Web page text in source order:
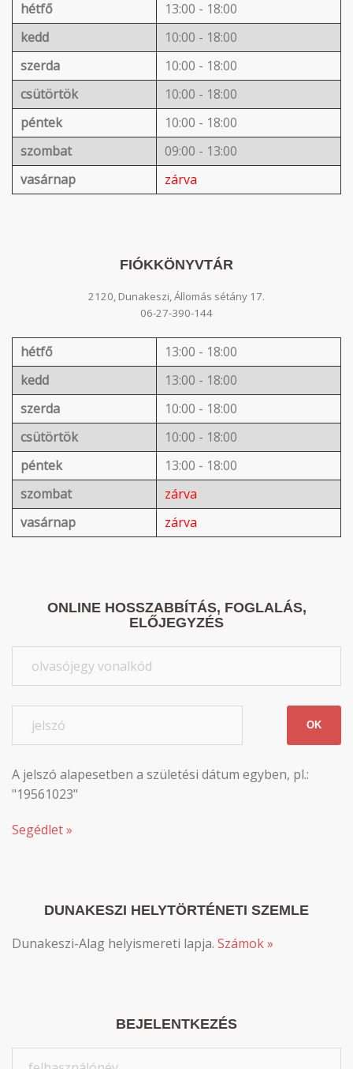
hétfő
13:00 - 18:00
kedd
10:00 - 18:00
szerda
10:00 - 18:00
csütörtök
10:00 - 18:00
péntek
10:00 - 18:00
szombat
09:00 - 13:00
vasárnap
zárva
FIÓKKÖNYVTÁR
2120, Dunakeszi, Állomás sétány 17.
06-27-390-144
hétfő
13:00 - 18:00
kedd
13:00 - 18:00
szerda
10:00 - 18:00
csütörtök
10:00 - 18:00
péntek
13:00 - 18:00
szombat
zárva
vasárnap
zárva
ONLINE HOSSZABBÍTÁS, FOGLALÁS,
ELŐJEGYZÉS
OK
A jelszó alapesetben a születési dátum egyben, pl.:
"19561023"
Segédlet »
DUNAKESZI HELYTÖRTÉNETI SZEMLE
Dunakeszi-Alag helyismereti lapja. Számok »
BEJELENTKEZÉS